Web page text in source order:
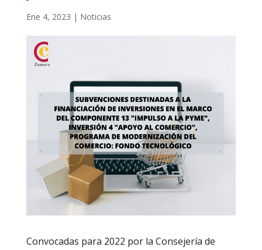
Ene 4, 2023 | Noticias
Convocadas para 2022 por la Consejería de